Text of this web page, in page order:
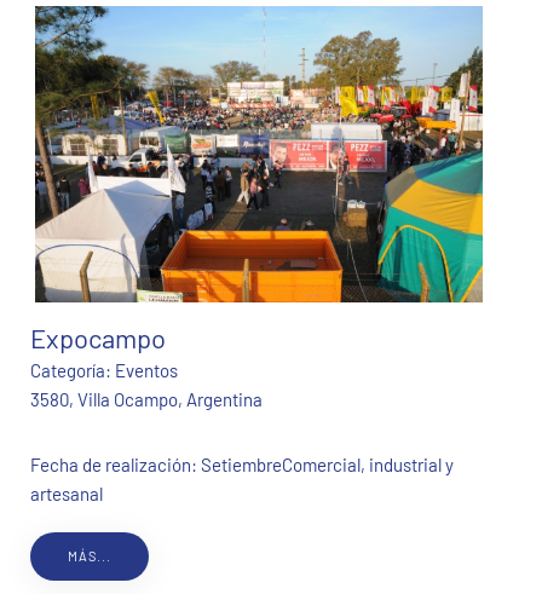
Expocampo
Categoría: Eventos
3580, Villa Ocampo, Argentina
Fecha de realización: SetiembreComercial, industrial y
artesanal
MÁS...